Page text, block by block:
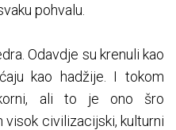
pohvalu.
Odavdje su krenuli kao
kao hadžije. I tokom
ali to je ono šro
visok civilizacijski, kulturni